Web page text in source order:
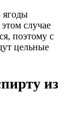
ягоды
случае
поэтому с
цельные
из